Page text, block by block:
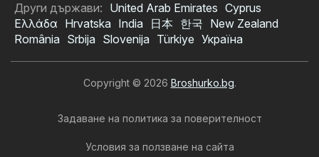
Други държави: United Arab Emirates Cyprus
Ελλάδα Hrvatska India 日本 한국 New Zealand
România Srbija Slovenija Türkiye Україна
Copyright © 2026 Broshurko.bg.
Задаване на политика за поверителност
Условия за ползване на сайта